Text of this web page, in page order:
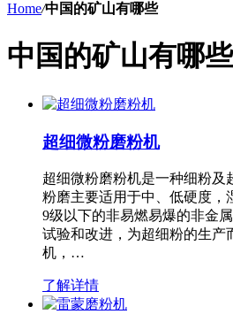
Home/中国的矿山有哪些
中国的矿山有哪些
超细微粉磨粉机
超细微粉磨粉机是一种细粉及
粉磨主要适用于中、低硬度，
9级以下的非易燃易爆的非金
试验和改进，为超细粉的生产
机，…
了解详情